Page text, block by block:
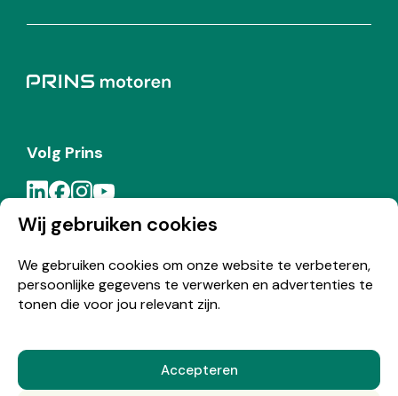
Wij gebruiken cookies
We gebruiken cookies om onze website te verbeteren,
persoonlijke gegevens te verwerken en advertenties te
tonen die voor jou relevant zijn.
Accepteren
Volg Prins
Meld je aan voor de Prins nieuwsbrief
© Copyright 2026 Prins